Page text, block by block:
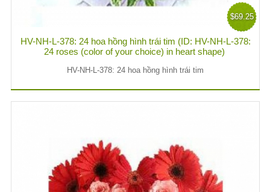
$69.25
HV-NH-L-378: 24 hoa hồng hình trái tim (ID: HV-NH-L-378:
24 roses (color of your choice) in heart shape)
HV-NH-L-378: 24 hoa hồng hình trái tim